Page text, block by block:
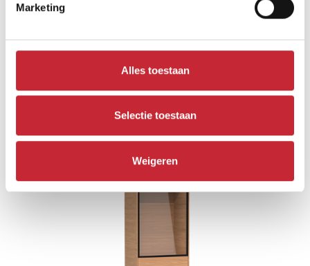
Marketing
Alles toestaan
Selectie toestaan
Weigeren
IZ.VIT1.L/R
67 x 162 x 48 cm